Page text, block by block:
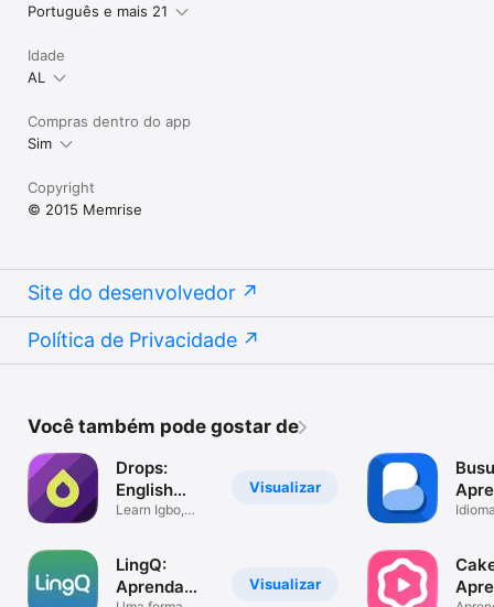
Português e mais 21
Idade
AL
Compras dentro do app
Sim
Copyright
© 2015 Memrise
Site do desenvolvedor
Política de Privacidade
Você também pode gostar de
Visualizar
Drops:
English
Learning
Learn Igbo,
Visualizar
LingQ:
Aprenda